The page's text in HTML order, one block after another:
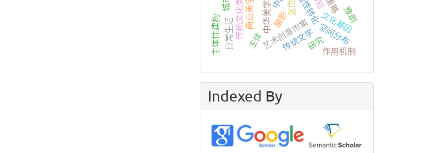
中华美学
商业美学
艺术创意市集 文化基因
空间分布
张岱
日常生活 传统文学研究
作用机制
摄影
主体
主体性建构 豫剧
Indexed By